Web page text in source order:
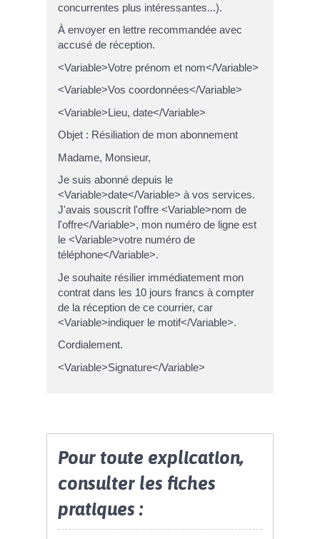
concurrentes plus intéressantes...).
À envoyer en lettre recommandée avec
accusé de réception.
<Variable>Votre prénom et nom</Variable>
<Variable>Vos coordonnées</Variable>
<Variable>Lieu, date</Variable>
Objet : Résiliation de mon abonnement
Madame, Monsieur,
Je suis abonné depuis le
<Variable>date</Variable> à vos services.
J'avais souscrit l'offre <Variable>nom de
l'offre</Variable>, mon numéro de ligne est
le <Variable>votre numéro de
téléphone</Variable>.
Je souhaite résilier immédiatement mon
contrat dans les 10 jours francs à compter
de la réception de ce courrier, car
<Variable>indiquer le motif</Variable>.
Cordialement.
<Variable>Signature</Variable>
Pour toute explication,
consulter les fiches
pratiques :